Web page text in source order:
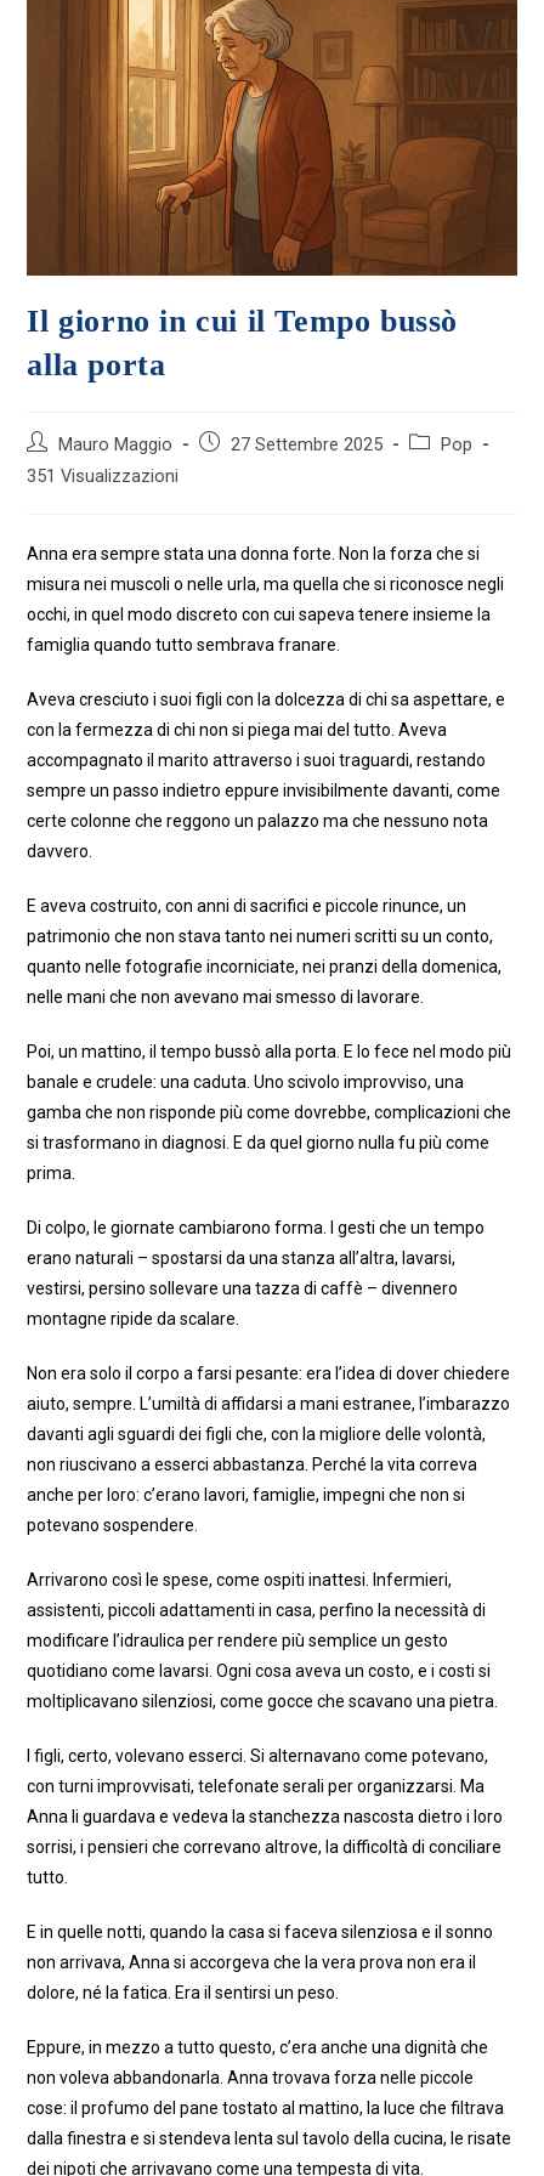
Il giorno in cui il Tempo bussò
alla porta
Autore
dell'articolo:
Mauro Maggio
Articolo27 Settembre 2025
Categoria
Pop
351 Visualizzazioni
Anna era sempre stata una donna forte. Non la forza che si
misura nei muscoli o nelle urla, ma quella che si riconosce negli
occhi, in quel modo discreto con cui sapeva tenere insieme la
famiglia quando tutto sembrava franare.
Aveva cresciuto i suoi figli con la dolcezza di chi sa aspettare, e
con la fermezza di chi non si piega mai del tutto. Aveva
accompagnato il marito attraverso i suoi traguardi, restando
sempre un passo indietro eppure invisibilmente davanti, come
certe colonne che reggono un palazzo ma che nessuno nota
davvero.
E aveva costruito, con anni di sacrifici e piccole rinunce, un
patrimonio che non stava tanto nei numeri scritti su un conto,
quanto nelle fotografie incorniciate, nei pranzi della domenica,
nelle mani che non avevano mai smesso di lavorare.
Poi, un mattino, il tempo bussò alla porta. E lo fece nel modo più
banale e crudele: una caduta. Uno scivolo improvviso, una
gamba che non risponde più come dovrebbe, complicazioni che
si trasformano in diagnosi. E da quel giorno nulla fu più come
prima.
Di colpo, le giornate cambiarono forma. I gesti che un tempo
erano naturali – spostarsi da una stanza all’altra, lavarsi,
vestirsi, persino sollevare una tazza di caffè – divennero
montagne ripide da scalare.
Non era solo il corpo a farsi pesante: era l’idea di dover chiedere
aiuto, sempre. L’umiltà di affidarsi a mani estranee, l’imbarazzo
davanti agli sguardi dei figli che, con la migliore delle volontà,
non riuscivano a esserci abbastanza. Perché la vita correva
anche per loro: c’erano lavori, famiglie, impegni che non si
potevano sospendere.
Arrivarono così le spese, come ospiti inattesi. Infermieri,
assistenti, piccoli adattamenti in casa, perfino la necessità di
modificare l’idraulica per rendere più semplice un gesto
quotidiano come lavarsi. Ogni cosa aveva un costo, e i costi si
moltiplicavano silenziosi, come gocce che scavano una pietra.
I figli, certo, volevano esserci. Si alternavano come potevano,
con turni improvvisati, telefonate serali per organizzarsi. Ma
Anna li guardava e vedeva la stanchezza nascosta dietro i loro
sorrisi, i pensieri che correvano altrove, la difficoltà di conciliare
tutto.
E in quelle notti, quando la casa si faceva silenziosa e il sonno
non arrivava, Anna si accorgeva che la vera prova non era il
dolore, né la fatica. Era il sentirsi un peso.
Eppure, in mezzo a tutto questo, c’era anche una dignità che
non voleva abbandonarla. Anna trovava forza nelle piccole
cose: il profumo del pane tostato al mattino, la luce che filtrava
dalla finestra e si stendeva lenta sul tavolo della cucina, le risate
dei nipoti che arrivavano come una tempesta di vita.